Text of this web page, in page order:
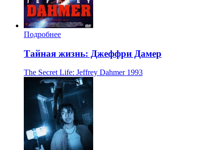
Подробнее
Тайная жизнь: Джеффри Дамер
The Secret Life: Jeffrey Dahmer 1993